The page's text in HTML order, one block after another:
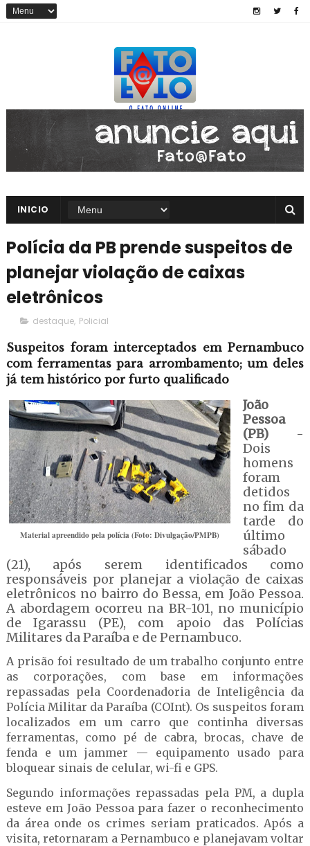
INICIO
Polícia da PB prende suspeitos de
planejar violação de caixas
eletrônicos
destaque, Policial
Suspeitos foram interceptados em Pernambuco
com ferramentas para arrombamento; um deles
já tem histórico por furto qualificado
Material apreendido pela polícia (Foto: Divulgação/PMPB)
João
Pessoa
(PB)-
Dois
homens
foram
detidos
no fim da
tarde do
último
sábado
(21), após serem identificados como
responsáveis por planejar a violação de caixas
eletrônicos no bairro do Bessa, em João Pessoa.
A abordagem ocorreu na BR-101, no município
de Igarassu (PE), com apoio das Polícias
Militares da Paraíba e de Pernambuco.
A prisão foi resultado de um trabalho conjunto entre
as corporações, com base em informações
repassadas pela Coordenadoria de Inteligência da
Polícia Militar da Paraíba (COInt). Os suspeitos foram
localizados em um carro que continha diversas
ferramentas, como pé de cabra, brocas, chave de
fenda e um jammer — equipamento usado para
bloquear sinais de celular, wi-fi e GPS.
Segundo informações repassadas pela PM, a dupla
esteve em João Pessoa para fazer o reconhecimento
da área onde os crimes seriam praticados. Após a
visita, retornaram a Pernambuco e planejavam voltar